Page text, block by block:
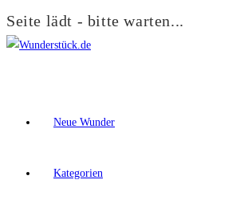
Seite lädt - bitte warten...
Zum
Neue Wunder
Kategorien